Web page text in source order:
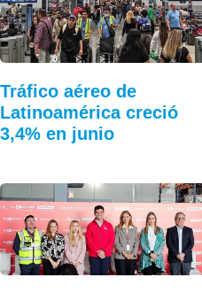
Tráfico aéreo de
Latinoamérica creció
3,4% en junio